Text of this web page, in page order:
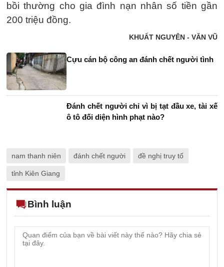
bồi thường cho gia đình nạn nhân số tiền gần
200 triệu đồng.
KHUẤT NGUYÊN - VĂN VŨ
Cựu cán bộ công an đánh chết người tình
Đánh chết người chỉ vì bị tạt đầu xe, tài xế
ô tô đối diện hình phạt nào?
nam thanh niên đánh chết người đề nghị truy tố
tỉnh Kiên Giang
Bình luận